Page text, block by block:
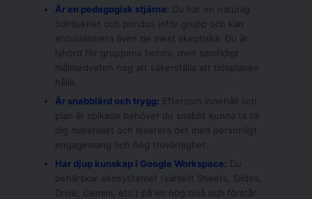
Är en pedagogisk stjärna: Du har en naturlig
ödmjukhet och pondus inför grupp och kan
entusiasmera även de mest skeptiska. Du är
lyhörd för gruppens behov, men samtidigt
målmedveten nog att säkerställa att tidsplanen
hålls.
Är snabblärd och trygg: Eftersom innehåll och
plan är spikade behöver du snabbt kunna ta till
dig materialet och leverera det med personligt
engagemang och hög trovärdighet.
Har djup kunskap i Google Workspace: Du
behärskar ekosystemet (särskilt Sheets, Slides,
Drive, Gemini, etc.) på en hög nivå och förstår